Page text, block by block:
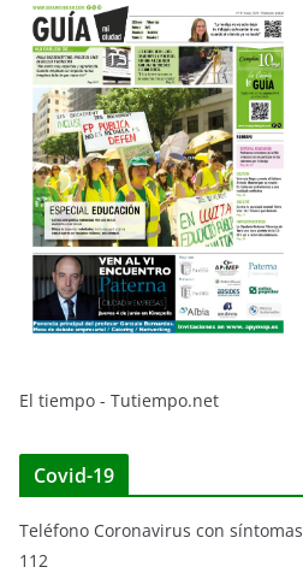
El tiempo - Tutiempo.net
Covid-19
Teléfono Coronavirus con síntomas
112